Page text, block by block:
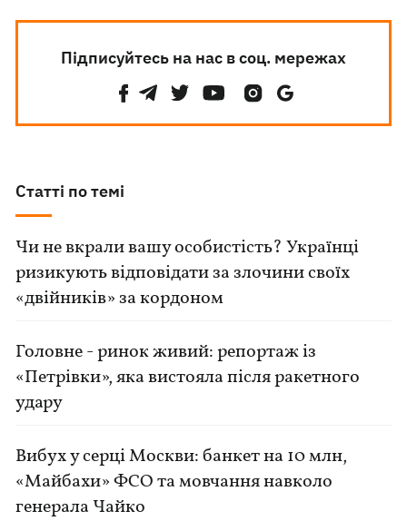
Підписуйтесь на нас в соц. мережах
Статті по темі
Чи не вкрали вашу особистість? Українці
ризикують відповідати за злочини своїх
«двійників» за кордоном
Головне - ринок живий: репортаж із
«Петрівки», яка вистояла після ракетного
удару
Вибух у серці Москви: банкет на 10 млн,
«Майбахи» ФСО та мовчання навколо
генерала Чайко